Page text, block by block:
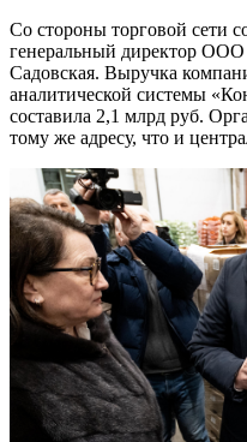
Со стороны торговой сети
генеральный директор
Садовская. Выручка
аналитической системы
составила 2,1 млрд руб.
тому же адресу, что и